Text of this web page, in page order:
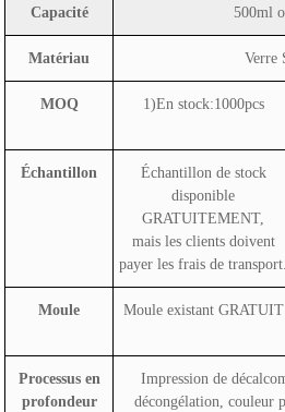
Capacité 500ml
Matériau Verre
MOQ 1)En stock:1000pcs
Échantillon
Échantillon de stock
disponible
GRATUITEMENT,
mais les clients doivent
payer les frais de transport.
Moule Moule existant GRATUIT
Processus en
profondeur
Impression de
décongélation, couleur